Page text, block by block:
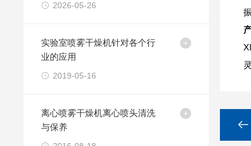
2026-05-26
实验室喷雾干燥机针对各个行
业的应用
2019-05-16
离心喷雾干燥机离心喷头清洗
与保养